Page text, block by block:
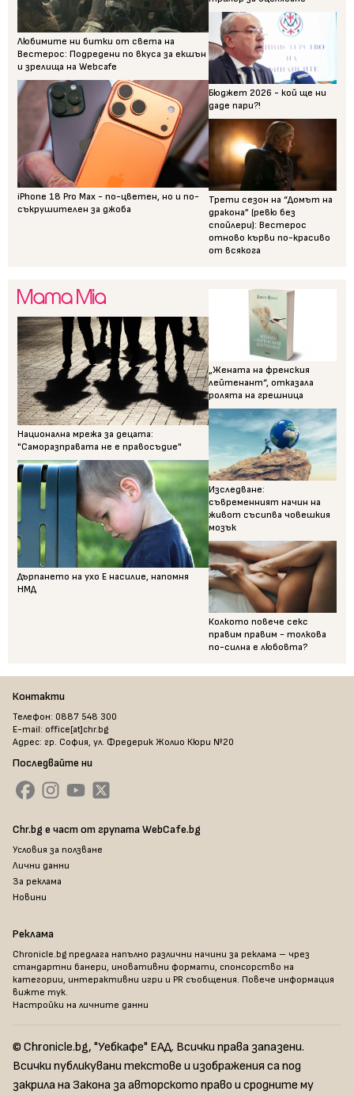
Любимите ни битки от света на
Вестерос: Подредени по вкуса за екшън
и зрелища на Webcafe
iPhone 18 Pro Max - по-цветен, но и по-
съкрушителен за джоба
Бюджет 2026 - кой ще ни
даде пари?!
Трети сезон на “Домът на
дракона” (ревю без
спойлери): Вестерос
отново кърви по-красиво
от всякога
Национална мрежа за децата:
"Саморазправата не е правосъдие"
Дърпането на ухо Е насилие, напомня
НМД
„Жената на френския
лейтенант“, отказала
ролята на грешница
Изследване:
съвременният начин на
живот съсипва човешкия
мозък
Колкото повече секс
правим правим - толкова
по-силна е любовта?
Контакти
Телефон: 0887 548 300
E-mail: office[at]chr.bg
Адрес: гр. София, ул. Фредерик Жолио Кюри №20
Последвайте ни
Chr.bg е част от групата WebCafe.bg
Условия за ползване
Лични данни
За реклама
Новини
Реклама
Chronicle.bg предлага напълно различни начини за реклама – чрез
стандартни банери, иновативни формати, спонсорство на
категории, интерактивни игри и PR съобщения. Повече информация
вижте тук.
Настройки на личните данни
© Chronicle.bg, "Уебкафе" ЕАД. Всички права запазени.
Всички публикувани текстове и изображения са под
закрила на Закона за авторското право и сродните му